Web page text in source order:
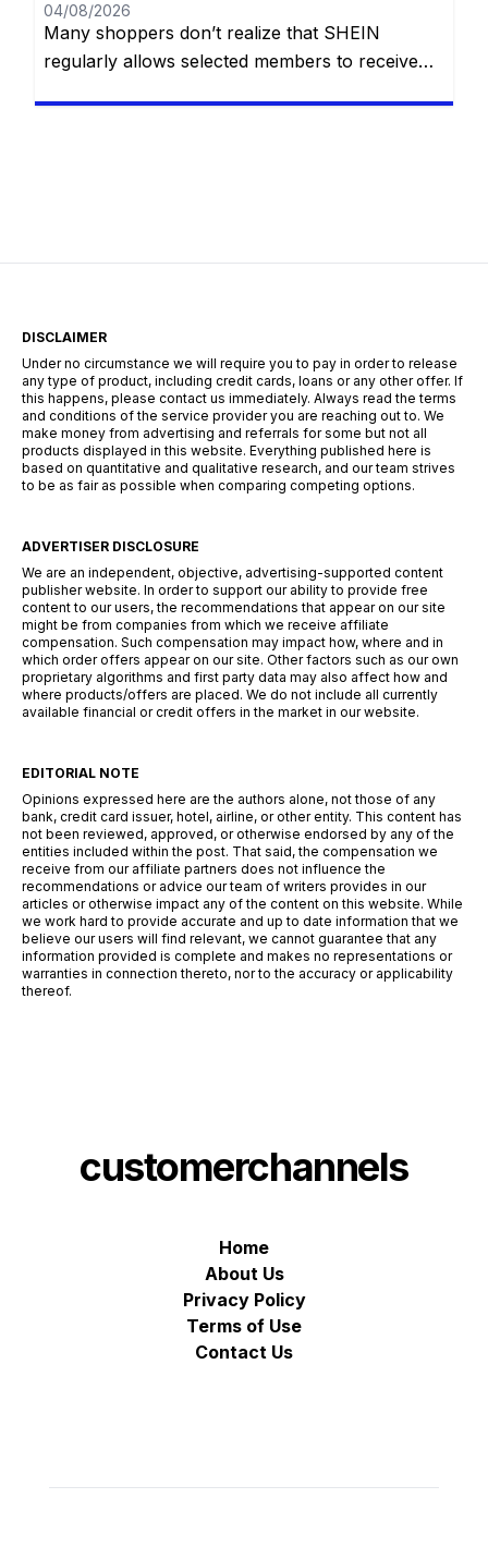
04/08/2026
Many shoppers don’t realize that SHEIN
regularly allows selected members to receive
wondering how to improve your […]
DISCLAIMER
Under no circumstance we will require you to pay in order to release
any type of product, including credit cards, loans or any other offer. If
this happens, please contact us immediately. Always read the terms
and conditions of the service provider you are reaching out to. We
make money from advertising and referrals for some but not all
products displayed in this website. Everything published here is
based on quantitative and qualitative research, and our team strives
to be as fair as possible when comparing competing options.
ADVERTISER DISCLOSURE
We are an independent, objective, advertising-supported content
publisher website. In order to support our ability to provide free
content to our users, the recommendations that appear on our site
might be from companies from which we receive affiliate
compensation. Such compensation may impact how, where and in
which order offers appear on our site. Other factors such as our own
proprietary algorithms and first party data may also affect how and
where products/offers are placed. We do not include all currently
available financial or credit offers in the market in our website.
EDITORIAL NOTE
Opinions expressed here are the authors alone, not those of any
bank, credit card issuer, hotel, airline, or other entity. This content has
not been reviewed, approved, or otherwise endorsed by any of the
entities included within the post. That said, the compensation we
receive from our affiliate partners does not influence the
recommendations or advice our team of writers provides in our
articles or otherwise impact any of the content on this website. While
we work hard to provide accurate and up to date information that we
believe our users will find relevant, we cannot guarantee that any
information provided is complete and makes no representations or
warranties in connection thereto, nor to the accuracy or applicability
thereof.
customerchannels
Home
About Us
Privacy Policy
Terms of Use
Contact Us